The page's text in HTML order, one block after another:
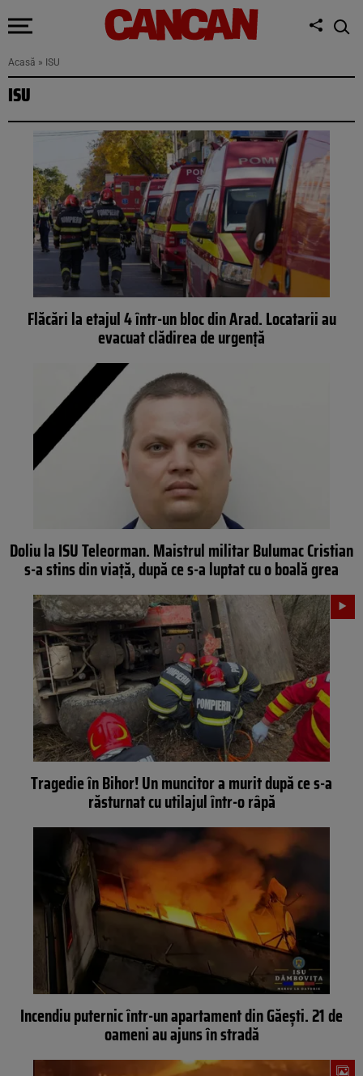
Acasă » ISU
ISU
Flăcări la etajul 4 într-un bloc din Arad. Locatarii au
evacuat clădirea de urgenţă
Doliu la ISU Teleorman. Maistrul militar Bulumac Cristian
s-a stins din viață, după ce s-a luptat cu o boală grea
Tragedie în Bihor! Un muncitor a murit după ce s-a
răsturnat cu utilajul într-o râpă
Incendiu puternic într-un apartament din Găești. 21 de
oameni au ajuns în stradă